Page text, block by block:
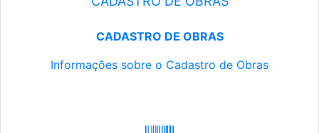
CADASTRO DE OBRAS
Informações sobre o Cadastro de Obras